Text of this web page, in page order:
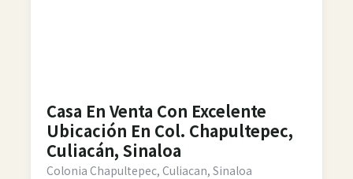
Casa En Venta Con Excelente
Ubicación En Col. Chapultepec,
Culiacán, Sinaloa
Colonia Chapultepec, Culiacan, Sinaloa